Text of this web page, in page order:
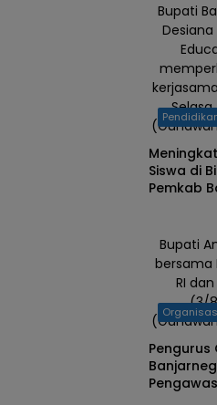
Bupati
Desiana
Siswa di
Pemkab
Bupati
bersama
RI
(3/
Pengurus